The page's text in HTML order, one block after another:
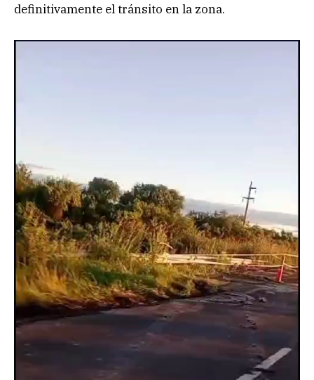
definitivamente el tránsito en la zona.